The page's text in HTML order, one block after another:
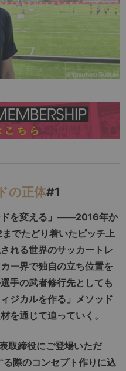
の正体#1
ドを変える」――2016年か
でたどり着いたピッチ上
れる世界のサッカートレ
ー界で独自の立ち位置を
手の武者修行先としても
ジカルを作る」メソッド
を通じて迫っていく。
取締役にご登場いただ
際のコンセプト作りに込